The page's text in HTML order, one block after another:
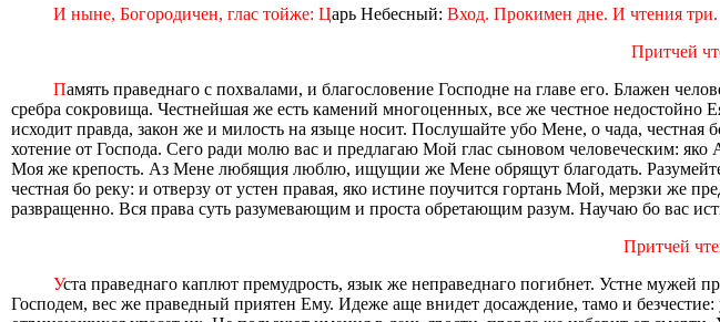
И ныне, Богородичен, глас тойже: Царь Небесный: Вход. Прокимен дне. И чтения три.
Притчей
Память праведнаго с похвалами, и благословение Господне на главе его. Блажен
сребра сокровища. Честнейшая же есть камений многоценных, все же честное недостойно
исходит правда, закон же и милость на языце носит. Послушайте убо Мене, о чада,
хотение от Господа. Сего ради молю вас и предлагаю Мой глас сыновом человеческим:
Моя же крепость. Аз Мене любящия люблю, ищущии же Мене обрящут благодать.
честная бо реку: и отверзу от устен правая, яко истине поучится гортань Мой, мерзки
развращенно. Вся права суть разумевающим и проста обретающим разум. Научаю бо вас
Притчей
Уста праведнаго каплют премудрость, язык же неправеднаго погибнет. Устне мужей
Господем, вес же праведный приятен Ему. Идеже аще внидет досаждение, тамо и